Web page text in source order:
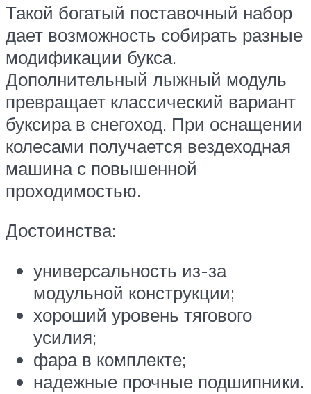
Такой богатый поставочный набор
дает возможность собирать разные
модификации букса.
Дополнительный лыжный модуль
превращает классический вариант
буксира в снегоход. При оснащении
колесами получается вездеходная
машина с повышенной
проходимостью.
Достоинства:
универсальность из-за
модульной конструкции;
хороший уровень тягового
усилия;
фара в комплекте;
надежные прочные подшипники.